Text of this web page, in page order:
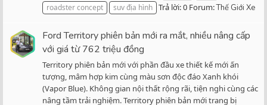
roadster concept
suv địa hình Trả lời: 0 Forum:Thế Giới Xe
Ford Territory phiên bản mới ra mắt, nhiều nâng cấp
với giá từ 762 triệu đồng
Territory phiên bản mới với phần đầu xe thiết kế mới ấn
tượng, mâm hợp kim cùng màu sơn độc đáo Xanh khói
(Vapor Blue). Không gian nội thất rộng rãi, tiện nghi cùng các
nâng tầm trải nghiệm. Territory phiên bản mới trang bị